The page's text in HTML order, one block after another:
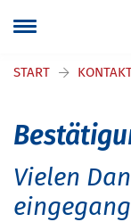
START
Vielen